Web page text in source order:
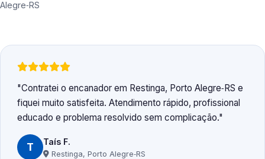
Alegre‑RS
Contratei o encanador em Restinga, Porto Alegre‑RS e
fiquei muito satisfeita. Atendimento rápido, profissional
educado e problema resolvido sem complicação.
T Taís F.
Restinga, Porto Alegre‑RS